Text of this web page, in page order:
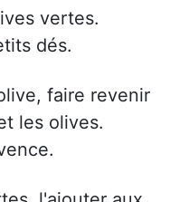
vertes.
dés.
faire revenir
les olives.